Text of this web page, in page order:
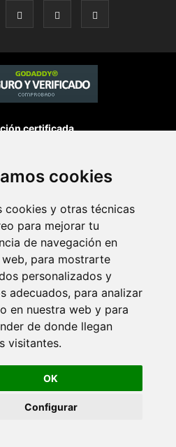
cookies
cookies y otras técnicas
para mejorar tu
de navegación en
web, para mostrarte
personalizados y
adecuados, para analizar
en nuestra web y para
de donde llegan
visitantes.
OK
Configurar
certificada
por
con tecnología
Iztaccihuatl Norte C.P. 08810
DE MEXICO
(+52) 555 740 4476, 555 740
DEL CENTRO, S.A.
reservados
logotipos, productos e imagenes
de sus respectivos dueños
o parcial de los contenidos aqui
medio electrónico o magnético
INTERACTIVE una división de
DEL CENTRO, S.A.